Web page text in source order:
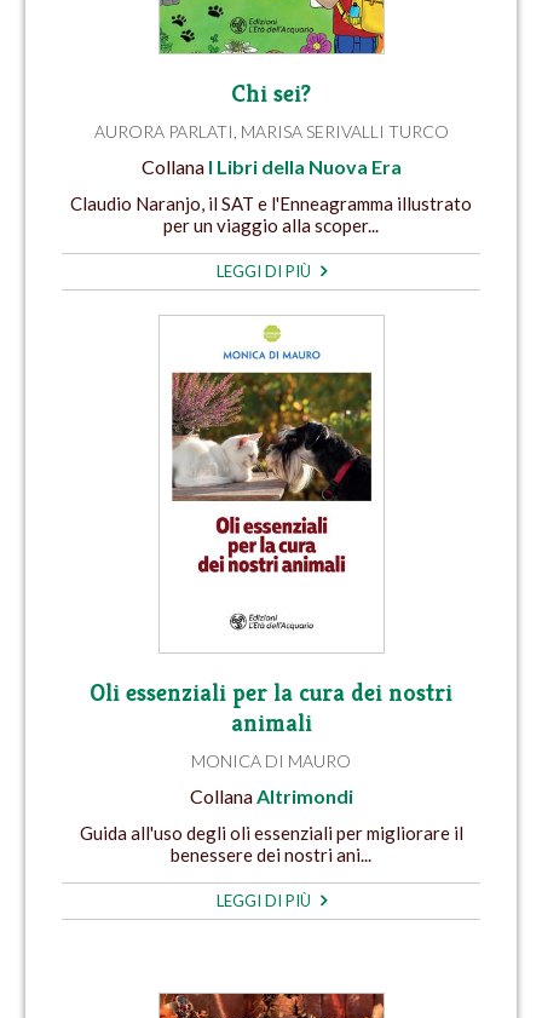
Chi sei?
AURORA PARLATI MARISA SERIVALLI TURCO
Collana I Libri della Nuova Era
Claudio Naranjo, il SAT e l'Enneagramma illustrato
per un viaggio alla scoper...
LEGGI DI PIÙ
Oli essenziali per la cura dei nostri
animali
MONICA DI MAURO
CollanaAltrimondi
Guida all'uso degli oli essenziali per migliorare il
benessere dei nostri ani...
LEGGI DI PIÙ